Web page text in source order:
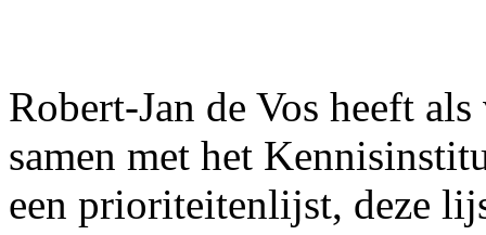
Robert-Jan de Vos heeft
samen met het
een prioriteitenlijst, deze